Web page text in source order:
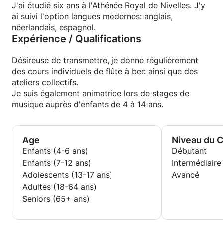
J'ai étudié six ans à l'Athénée Royal de Nivelles. J'y
ai suivi l'option langues modernes: anglais,
néerlandais, espagnol.
Expérience / Qualifications
Désireuse de transmettre, je donne régulièrement
des cours individuels de flûte à bec ainsi que des
ateliers collectifs.
Je suis également animatrice lors de stages de
musique auprès d'enfants de 4 à 14 ans.
Age
Enfants (4-6 ans)
Enfants (7-12 ans)
Adolescents (13-17 ans)
Adultes (18-64 ans)
Seniors (65+ ans)
Niveau du
Débutant
Intermédiaire
Avancé